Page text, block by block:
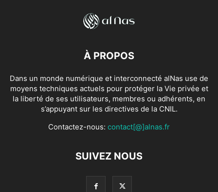
À PROPOS
Dans un monde numérique et interconnecté alNas use de
moyens techniques actuels pour protéger la Vie privée et
la liberté de ses utilisateurs, membres ou adhérents, en
s’appuyant sur les directives de la CNIL.
Contactez-nous: contact[@]alnas.fr
SUIVEZ NOUS